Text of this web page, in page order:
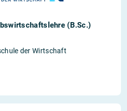
(B.Sc.)
der Wirtschaft